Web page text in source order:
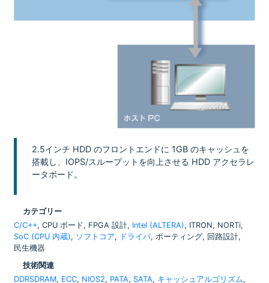
2.5インチ HDD のフロントエンドに 1GB のキャッシュを
搭載し、IOPS/スループットを向上させる HDD アクセラレ
ータボード。
カテゴリー
C/C++, CPU ボード, FPGA 設計, Intel (ALTERA), ITRON, NORTi,
SoC (CPU 内蔵), ソフトコア, ドライバ, ポーティング, 回路設計,
民生機器
技術関連
DDRSDRAM, ECC, NIOS2, PATA, SATA, キャッシュアルゴリズム,